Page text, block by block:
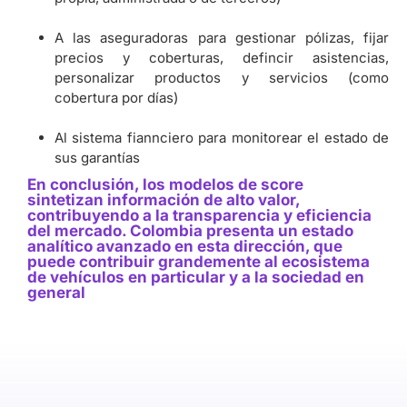
A las aseguradoras para gestionar pólizas, fijar
precios y coberturas, defincir asistencias,
personalizar productos y servicios (como
cobertura por días)
Al sistema fiannciero para monitorear el estado de
sus garantías
En conclusión, los modelos de score
sintetizan información de alto valor,
contribuyendo a la transparencia y eficiencia
del mercado. Colombia presenta un estado
analítico avanzado en esta dirección, que
puede contribuir grandemente al ecosistema
de vehículos en particular y a la sociedad en
general